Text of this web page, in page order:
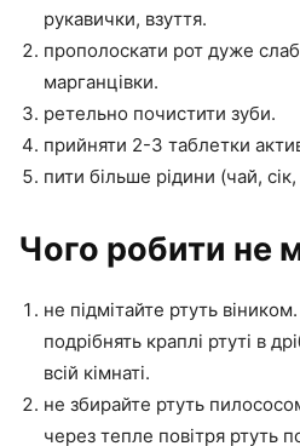
рукавички, взуття.
прополоскати рот дуже
марганцівки.
ретельно почистити зуби.
прийняти 2-3 таблетки
пити більше рідини (чай, сік,
Чого робити не
не підмітайте ртуть
подрібнять краплі ртуті в
всій кімнаті.
не збирайте ртуть
через тепле повітря ртуть